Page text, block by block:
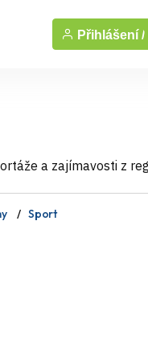
Přihlášení /
a zajímavosti z
Sport